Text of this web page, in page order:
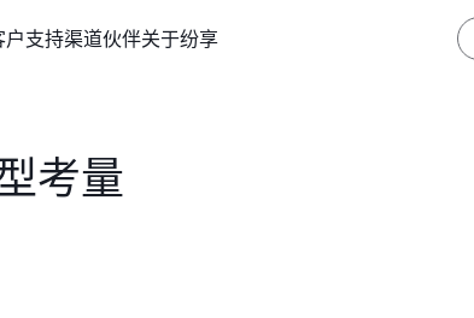
户支持渠道伙伴关于纷享
考量